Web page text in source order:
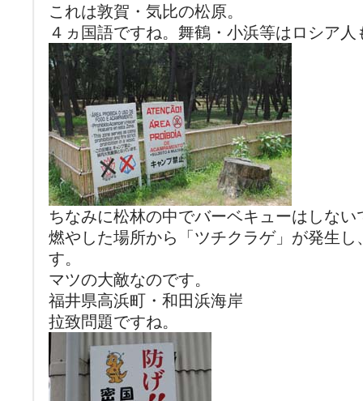
これは敦賀・気比の松原。
４ヵ国語ですね。舞鶴・小浜等はロシア
ちなみに松林の中でバーベキューはしない
燃やした場所から「ツチクラゲ」が発生
す。
マツの大敵なのです。
福井県高浜町・和田浜海岸
拉致問題ですね。